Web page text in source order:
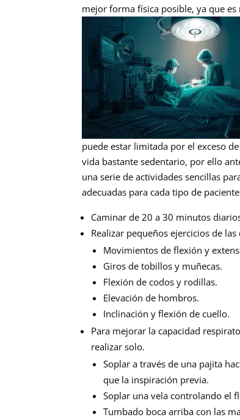
mejor forma física posible, ya que
puede estar limitada por el exceso
vida bastante sedentario, por ello
una serie de actividades sencillas
adecuadas para cada tipo de
Caminar de 20 a 30 minutos
Realizar pequeños ejercicios de
Movimientos de flexión y
Giros de tobillos y muñecas.
Flexión de codos y rodillas.
Elevación de hombros.
Inclinación y flexión de cuello.
Para mejorar la capacidad
realizar solo.
Soplar a través de una pajita
que la inspiración previa.
Soplar una vela controlando el
Tumbado boca arriba con las